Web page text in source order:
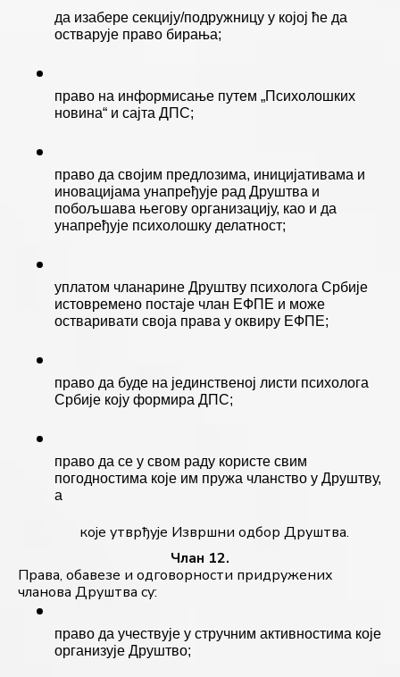
да изабере секцију/подружницу у којој ће да
остварује право бирања;
право на информисање путем „Психолошких
новина“ и сајта ДПС;
право да својим предлозима, иницијативама и
иновацијама унапређује рад Друштва и
побољшава његову организацију, као и да
унапређује психолошку делатност;
уплатом чланарине Друштву психолога Србије
истовремено постаје члан ЕФПЕ и може
остваривати своја права у оквиру ЕФПЕ;
право да буде на јединственој листи психолога
Србије коју формира ДПС;
право да се у свом раду користе свим
погодностима које им пружа чланство у Друштву,
а
које утврђује Извршни одбор Друштва.
Члан 12.
Права, обавезе и одговорности придружених
чланова Друштва су:
право да учествује у стручним активностима које
организује Друштво;